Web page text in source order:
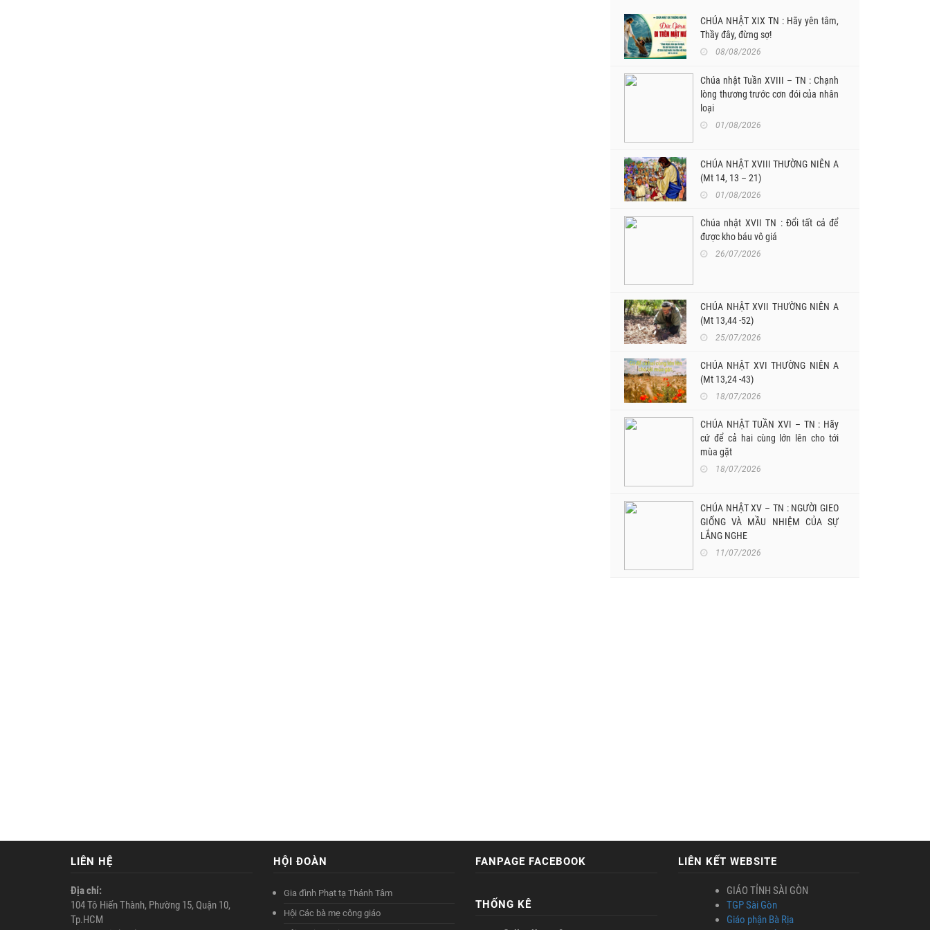
âm
lượng.
CHÚA NHẬT XIX TN : Hãy yên tâm,
Thầy đây, đừng sợ!
08/08/2026
Chúa nhật Tuần XVIII – TN : Chạnh
lòng thương trước cơn đói của nhân
loại
01/08/2026
CHÚA NHẬT XVIII THƯỜNG NIÊN A
(Mt 14, 13 – 21)
01/08/2026
Chúa nhật XVII TN : Đổi tất cả để
được kho báu vô giá
26/07/2026
CHÚA NHẬT XVII THƯỜNG NIÊN A
(Mt 13,44 -52)
25/07/2026
CHÚA NHẬT XVI THƯỜNG NIÊN A
(Mt 13,24 -43)
18/07/2026
CHÚA NHẬT TUẦN XVI – TN : Hãy
cứ để cả hai cùng lớn lên cho tới
mùa gặt
18/07/2026
CHÚA NHẬT XV – TN : NGƯỜI GIEO
GIỐNG VÀ MẦU NHIỆM CỦA SỰ
LẮNG NGHE
11/07/2026
LIÊN HỆ
Địa chỉ:
104 Tô Hiến Thành, Phường 15, Quận 10,
Tp.HCM
HỘI ĐOÀN
Gia đình Phạt tạ Thánh Tâm
Hội Các bà mẹ công giáo
FANPAGE FACEBOOK
THỐNG KÊ
LIÊN KẾT WEBSITE
GIÁO TỈNH SÀI GÒN
TGP Sài Gòn
Giáo phận Bà Rịa